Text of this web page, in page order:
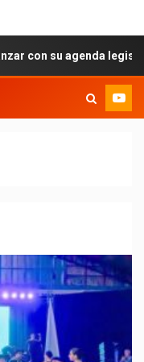
agenda legislativa